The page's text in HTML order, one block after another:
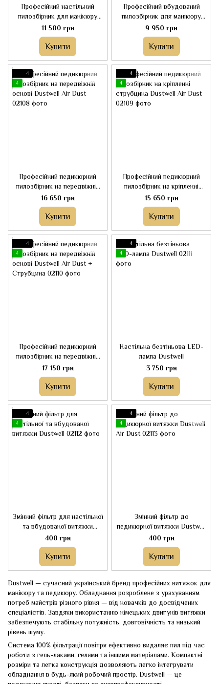
Професійний настільний
пилозбірник для манікюру
Dustwell Air Dust
11 500 грн
Купити
Професійний вбудований
пилозбірник для манікюру
Dustwell Champion
9 950 грн
Купити
4
4
Професійний педикюрний
пилозбірник на передвіжній
основі Dustwell Air Dust
16 650 грн
Купити
4
4
Професійний педикюрний
пилозбірник на кріпленні
струбцина Dustwell Air Dust
15 650 грн
Купити
4
4
Професійний педикюрний
пилозбірник на передвіжній
основі Dustwell Air Dust +
Струбцина
17 150 грн
Купити
4
4
Настільна безтіньова LED-
лампа Dustwell
3 750 грн
Купити
4
4
Змінний фільтр для настільної
та вбудованої витяжки
Dustwell
400 грн
Купити
4
4
Змінний фільтр до
педикюрної витяжки Dustwell
Air Dust
400 грн
Купити
Dustwell — сучасний український бренд професійних витяжок для
манікюру та педикюру. Обладнання розроблене з урахуванням
потреб майстрів різного рівня — від новачків до досвідчених
спеціалістів. Завдяки використанню німецьких двигунів витяжки
забезпечують стабільну потужність, довговічність та низький
рівень шуму.
Система 100% фільтрації повітря ефективно видаляє пил під час
роботи з гель-лаками, гелями та іншими матеріалами. Компактні
розміри та легка конструкція дозволяють легко інтегрувати
обладнання в будь-який робочий простір. Dustwell — це